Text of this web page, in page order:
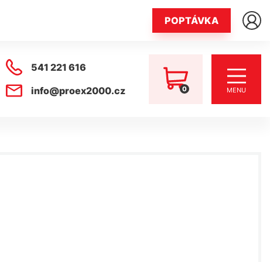
POPTÁVKA
541 221 616
info@proex2000.cz
0 MENU